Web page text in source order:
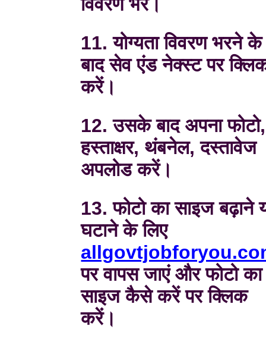
11. योग्यता विवरण भरने के
बाद सेव एंड नेक्स्ट पर
करें।
12. उसके बाद अपना फोटो,
हस्ताक्षर, थंबनेल, दस्तावेज
अपलोड करें।
13. फोटो का साइज बढ़ाने
घटाने के लिए
पर वापस जाएं और फोटो का
साइज कैसे करें पर क्लिक
करें।